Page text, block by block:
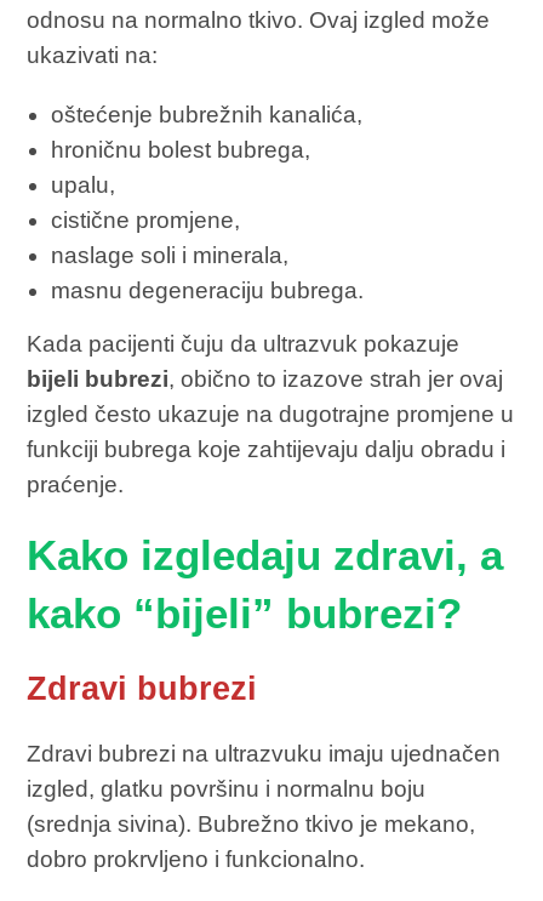
odnosu na normalno tkivo. Ovaj izgled može
ukazivati na:
oštećenje bubrežnih kanalića,
hroničnu bolest bubrega,
upalu,
cistične promjene,
naslage soli i minerala,
masnu degeneraciju bubrega.
Kada pacijenti čuju da ultrazvuk pokazuje
bijeli bubrezi, obično to izazove strah jer ovaj
izgled često ukazuje na dugotrajne promjene u
funkciji bubrega koje zahtijevaju dalju obradu i
praćenje.
Kako izgledaju zdravi, a
kako “bijeli” bubrezi?
Zdravi bubrezi
Zdravi bubrezi na ultrazvuku imaju ujednačen
izgled, glatku površinu i normalnu boju
(srednja sivina). Bubrežno tkivo je mekano,
dobro prokrvljeno i funkcionalno.